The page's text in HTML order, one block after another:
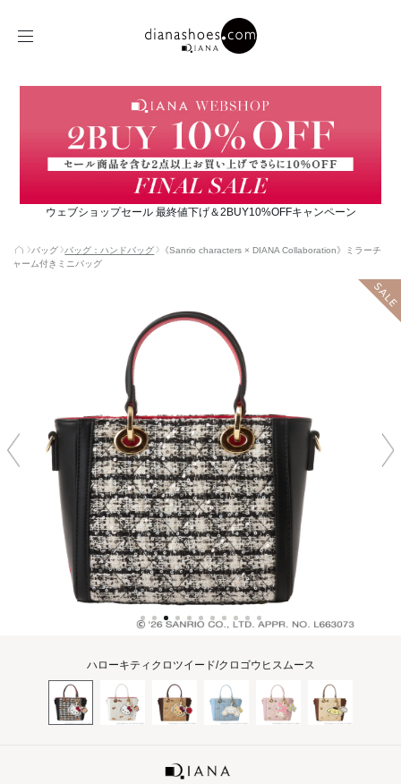
ウェブショップセール 最終値下げ＆2BUY10%OFFキャンペーン
バッグ バッグ：ハンドバッグ
《Sanrio characters × DIANA Collaboration》ミラーチ
ャーム付きミニバッグ
ハローキティクロツイード/クロゴウヒスムース